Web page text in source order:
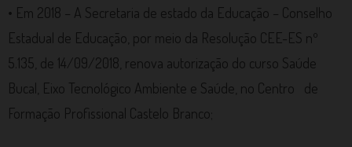
• Em 2018 – A Secretaria de estado da Educação – Conselho
Estadual de Educação, por meio da Resolução CEE-ES nº
5.135, de 14/09/2018, renova autorização do curso Saúde
Bucal, Eixo Tecnológico Ambiente e Saúde, no Centro de
Formação Profissional Castelo Branco;